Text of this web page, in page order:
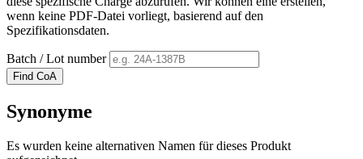
wenn keine PDF-Datei vorliegt, basierend auf den
Spezifikationsdaten.
Batch / Lot number
Find CoA
Synonyme
Es wurden keine alternativen Namen für dieses Produkt